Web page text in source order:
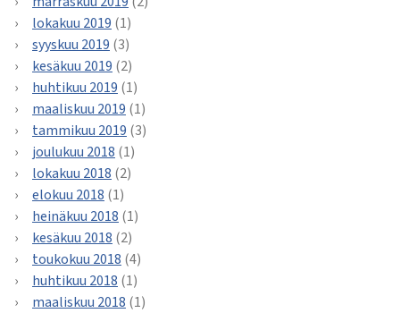
lokakuu 2019 (1)
syyskuu 2019 (3)
kesäkuu 2019 (2)
huhtikuu 2019 (1)
maaliskuu 2019 (1)
tammikuu 2019 (3)
joulukuu 2018 (1)
lokakuu 2018 (2)
elokuu 2018 (1)
heinäkuu 2018 (1)
kesäkuu 2018 (2)
toukokuu 2018 (4)
huhtikuu 2018 (1)
maaliskuu 2018 (1)